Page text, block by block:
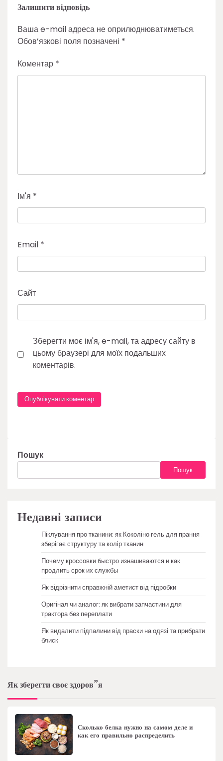
Залишити відповідь
Ваша e-mail адреса не оприлюднюватиметься.
Обов’язкові поля позначені *
Коментар *
Ім'я *
Email *
Сайт
Зберегти моє ім'я, e-mail, та адресу сайту в
цьому браузері для моїх подальших
коментарів.
Пошук
Пошук
Недавні записи
Піклування про тканини: як Коколіно гель для прання
зберігає структуру та колір тканин
Почему кроссовки быстро изнашиваются и как
продлить срок их службы
Як відрізнити справжній аметист від підробки
Оригінал чи аналог: як вибрати запчастини для
трактора без переплати
Як видалити підпалини від праски на одязі та прибрати
блиск
Як зберегти своє здоров”я
Сколько белка нужно на самом деле и
как его правильно распределить